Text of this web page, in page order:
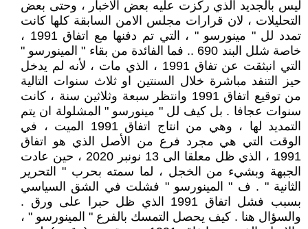
ليس بالجديد الذي ركزت عليه بعض الاخبار ، وحتى بعض
التحليلات ، لان قرارات مجلس الامن السابقة كلها كانت
تمدد لل " مينورسو " ، التي تم دفنها مع اتفاق 1991 ،
خاصة شلل البند 690 .. فما الفائدة من بقاء " المينورسو "
التي انبثقت عن تفاق 1991 ، الذي مات ، لأنه لم يدخل
حيز التنفد مباشرة خلال السنتين او ثلاث سنوات التالية
من توقيع اتفاق 1991 وانتظر سبعة وثلاثين سنة ، كانت
سنوات عجافا . بل كيف لل " مينورسو " المشلولة ان يتم
التمديد لها ، وهي من انتاج اتفاق 1991 الميت ، في
الوقت التي هي مجرد فرع من الأصل الذي هو اتفاق
1991 ، الذي ظل معلقا الى 13 نونبر 2020 ، حين عادت
الجبهة وبشيء من الخجل ، لما سمته بحرب " التحرير
الثانية " . ف " المينورسو " فشلت في الشق السياسي
بسبب فشل اتفاق 1991 الذي ظل حبرا على ورق .
والسؤال هنا . كيف يحصل التمسك بالفرع " المينورسو " ،